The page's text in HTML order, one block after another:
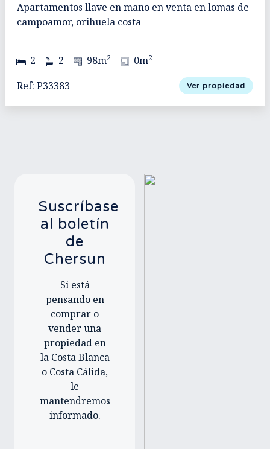
Apartamentos llave en mano en venta en lomas de
campoamor, orihuela costa
2 2 98m2 0m2
Ref: P33383 Ver propiedad
Suscríbase
al boletín
de
Chersun
Si está
pensando en
comprar o
vender una
propiedad en
la Costa Blanca
o Costa Cálida,
le
mantendremos
informado.